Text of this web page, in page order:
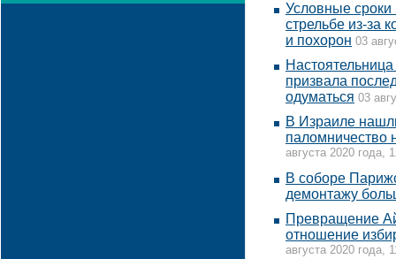
Условные
стрельбе из-за
и похорон 03
призвала
одуматься 03
В Израиле
паломничество
августа 2020 года,
В соборе
демонтажу
Превращение
отношение
августа 2020 года,